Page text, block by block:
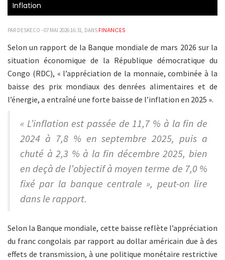
Inflation
PAR DESKECO - 07 MAI 2026 16:31, DANS FINANCES
Selon un rapport de la Banque mondiale de mars 2026 sur la
situation économique de la République démocratique du
Congo (RDC), « l’appréciation de la monnaie, combinée à la
baisse des prix mondiaux des denrées alimentaires et de
l’énergie, a entraîné une forte baisse de l’inflation en 2025 ».
« L’inflation est passée de 11,7 % à la fin de
2024 à 7,8 % en septembre 2025, puis a
chuté à 2,3 % à la fin décembre 2025, bien
en deçà de l’objectif à moyen terme de 7,0 %
fixé par la banque centrale », peut-on lire
dans le rapport.
Selon la Banque mondiale, cette baisse reflète l’appréciation
du franc congolais par rapport au dollar américain due à des
effets de transmission, à une politique monétaire restrictive